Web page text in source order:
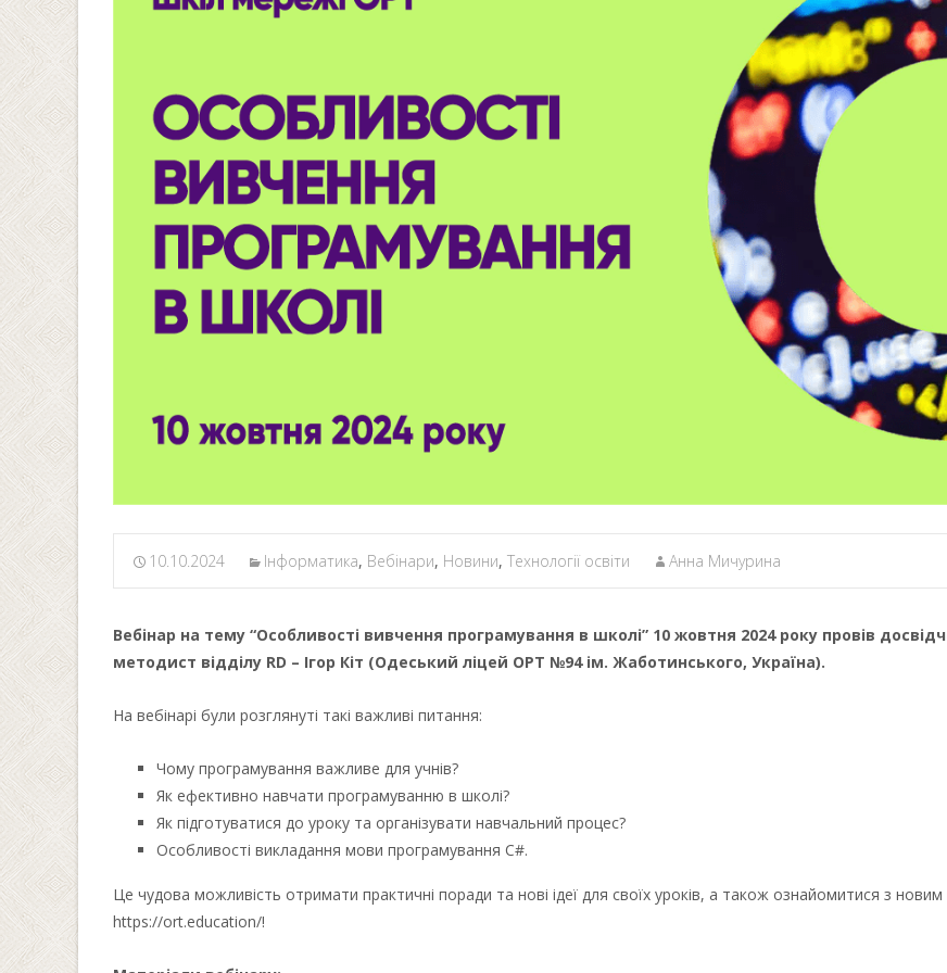
10.10.2024 Інформатика, Вебінари, Новини, Технології освіти Анна Мичурина
Вебінар на тему “Особливості вивчення програмування в школі” 10 жовтня 2024 року провів
методист відділу RD – Ігор Кіт (Одеський ліцей ОРТ №94 ім. Жаботинського, Україна).
На вебінарі були розглянуті такі важливі питання:
Чому програмування важливе для учнів?
Як ефективно навчати програмуванню в школі?
Як підготуватися до уроку та організувати навчальний процес?
Особливості викладання мови програмування С#.
Це чудова можливість отримати практичні поради та нові ідеї для своїх уроків, а також ознайомитися з
https://ort.education/!